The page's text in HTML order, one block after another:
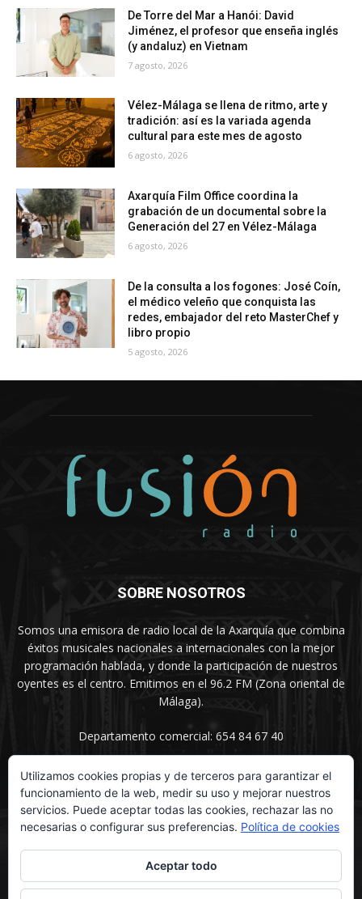
De Torre del Mar a Hanói: David
Jiménez, el profesor que enseña inglés
(y andaluz) en Vietnam
7 agosto, 2026
Vélez-Málaga se llena de ritmo, arte y
tradición: así es la variada agenda
cultural para este mes de agosto
6 agosto, 2026
Axarquía Film Office coordina la
grabación de un documental sobre la
Generación del 27 en Vélez-Málaga
6 agosto, 2026
De la consulta a los fogones: José Coín,
el médico veleño que conquista las
redes, embajador del reto MasterChef y
libro propio
5 agosto, 2026
SOBRE NOSOTROS
Somos una emisora de radio local de la Axarquía que combina
éxitos musicales nacionales a internacionales con la mejor
programación hablada, y donde la participación de nuestros
oyentes es el centro. Emitimos en el 96.2 FM (Zona oriental de
Málaga).
Departamento comercial: 654 84 67 40
SÍGUENOS
Utilizamos cookies propias y de terceros para garantizar el
funcionamiento de la web, medir su uso y mejorar nuestros
servicios. Puede aceptar todas las cookies, rechazar las no
necesarias o configurar sus preferencias. Política de cookies
Aceptar todo